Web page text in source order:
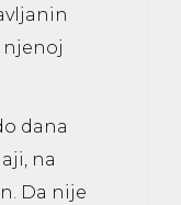
njenoj
dana
na
Da nije